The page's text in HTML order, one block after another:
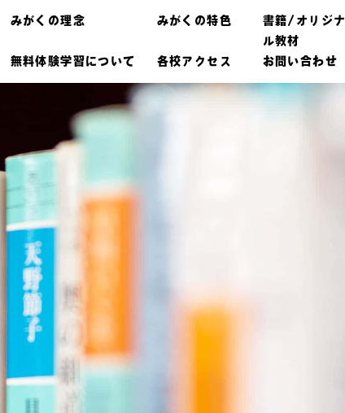
みがくの理念 みがくの特色
書籍/オリジナ
ル教材
無料体験学習について 各校アクセス お問い合わせ